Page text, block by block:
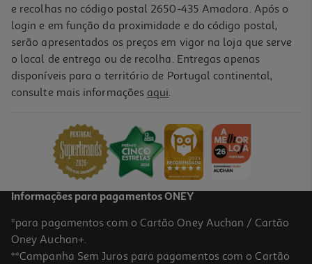
Suplemento Goldnutrition Magnésio 250 Ml
15,99 €
e recolhas no código postal 2650-435 Amadora. Após o
login e em função da proximidade e do código postal,
serão apresentados os preços em vigor na loja que serve
o local de entrega ou de recolha. Entregas apenas
disponíveis para o território de Portugal continental,
consulte mais informações aqui.
Informações para pagamentos ONEY
*para pagamentos com o Cartão Oney Auchan / Cartão
Oney Auchan+.
**Campanha Sem Juros para pagamentos com o Cartão